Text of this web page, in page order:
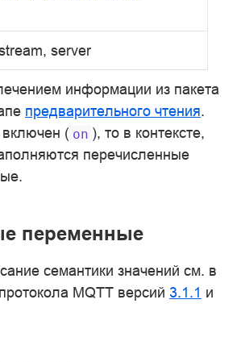
server
информации из пакета
предварительного чтения.
( on ), то в контексте,
перечисленные
переменные
семантики значений см. в
MQTT версий 3.1.1 и